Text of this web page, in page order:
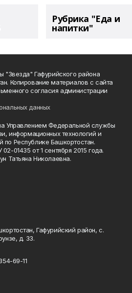
Рубрика "Еда и
напитки"
"Звезда" Гафурийского района
Копирование материалов с сайта
согласия администрации
данных
Управлением Федеральной службы
информационных технологий и
Республике Башкортостан.
01435 от 1 сентября 2015 года.
Татьяна Николаевна.
Гафурийский район, с.
д. 33.
69-11